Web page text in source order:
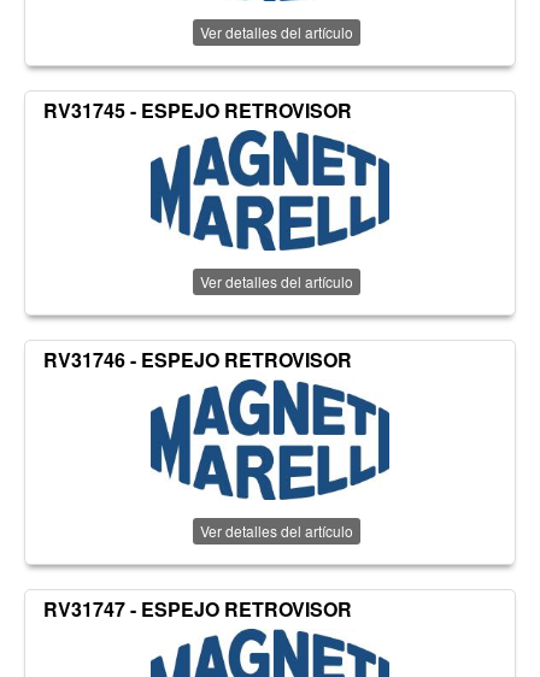
Ver detalles del artículo
RV31745 - ESPEJO RETROVISOR
Ver detalles del artículo
RV31746 - ESPEJO RETROVISOR
Ver detalles del artículo
RV31747 - ESPEJO RETROVISOR